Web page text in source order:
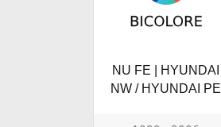
NU FE | HYUNDAI
NW / HYUNDAI PE